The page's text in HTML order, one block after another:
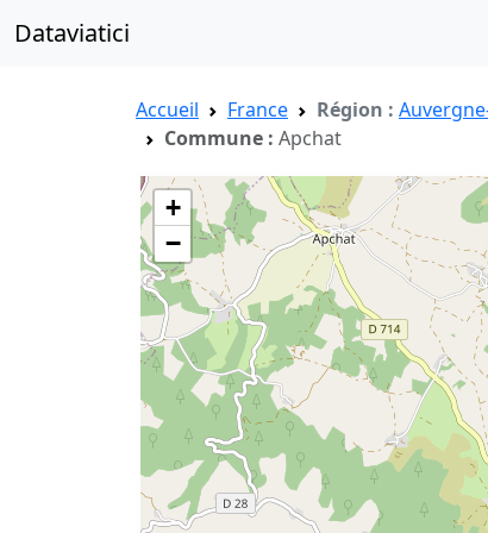
Dataviatici
Accueil France Région :
Commune : Apchat
+
−